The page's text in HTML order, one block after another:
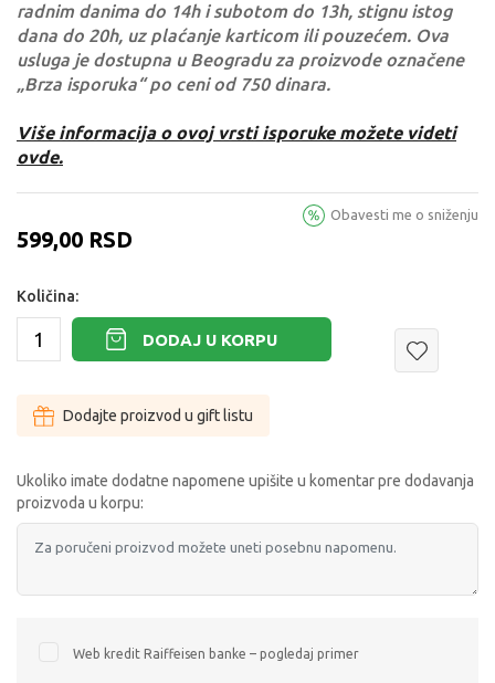
radnim danima do 14h i subotom do 13h, stignu istog
dana do 20h, uz plaćanje karticom ili pouzećem. Ova
usluga je dostupna u Beogradu za proizvode označene
„Brza isporuka“ po ceni od 750 dinara.
Više informacija o ovoj vrsti isporuke možete videti
ovde.
599,00 RSD
Obavesti me o sniženju
Količina:
DODAJ U KORPU
Dodajte proizvod u gift listu
Ukoliko imate dodatne napomene upišite u komentar pre dodavanja
proizvoda u korpu:
Web kredit Raiffeisen banke – pogledaj primer